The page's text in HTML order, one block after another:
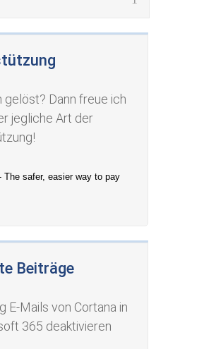
gelöst? Dann freue ich
jegliche Art der
Beiträge
E-Mails von Cortana in
365 deaktivieren